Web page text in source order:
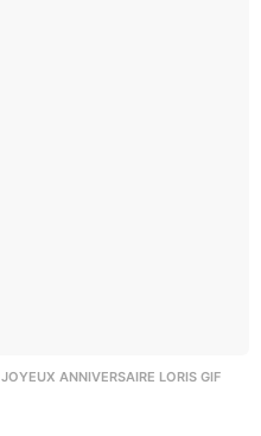
,JOYEUX ANNIVERSAIRE LORIS GIF